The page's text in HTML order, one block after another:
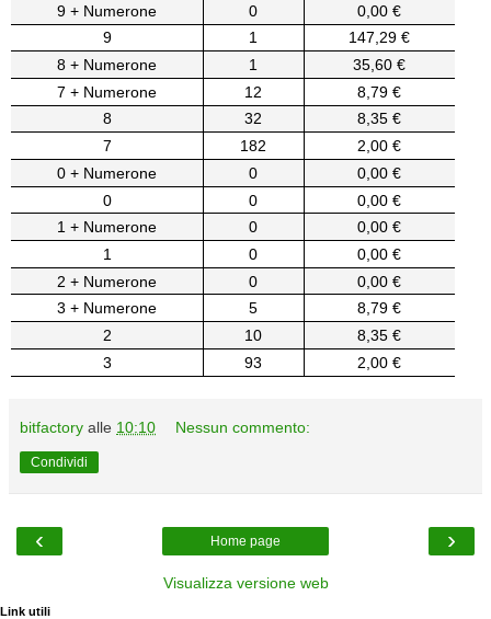
9 + Numerone
0
0,00 €
9
1
147,29 €
8 + Numerone
1
35,60 €
7 + Numerone
12
8,79 €
8
32
8,35 €
7
182
2,00 €
0 + Numerone
0
0,00 €
0
0
0,00 €
1 + Numerone
0
0,00 €
1
0
0,00 €
2 + Numerone
0
0,00 €
3 + Numerone
5
8,79 €
2
10
8,35 €
3
93 2,00 €
bitfactory alle 10:10 Nessun commento:
Condividi
‹ ›
Home page
Visualizza versione web
Link utili